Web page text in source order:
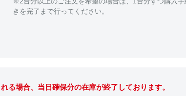
きを完了まで行ってください。
る場合、当日確保分の在庫が終了しております。